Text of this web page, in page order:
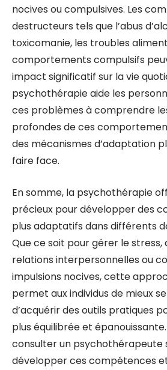
nocives ou compulsives. Les
destructeurs tels que l’abus
toxicomanie, les troubles
comportements compulsifs
impact significatif sur la vie
psychothérapie aide les
ces problèmes à comprendre
profondes de ces
des mécanismes d’adaptation
faire face.
En somme, la psychothérapie
précieux pour développer des
plus adaptatifs dans différents
Que ce soit pour gérer le stress,
relations interpersonnelles ou
impulsions nocives, cette
permet aux individus de mieux
d’acquérir des outils pratiques
plus équilibrée et
consulter un psychothérapeute
développer ces compétences